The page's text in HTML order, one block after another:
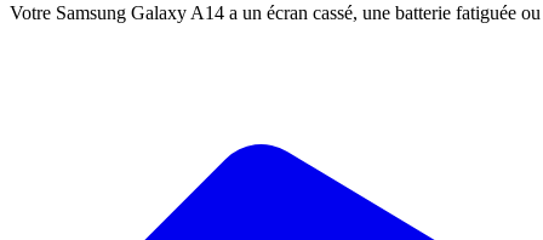
Votre Samsung Galaxy A14 a un écran cassé, une batterie fatiguée